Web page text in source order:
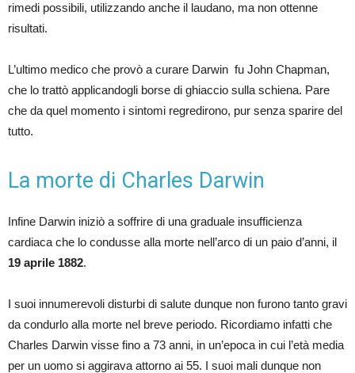
rimedi possibili, utilizzando anche il laudano, ma non ottenne
risultati.
L’ultimo medico che provò a curare Darwin fu John Chapman,
che lo trattò applicandogli borse di ghiaccio sulla schiena. Pare
che da quel momento i sintomi regredirono, pur senza sparire del
tutto.
La morte di Charles Darwin
Infine Darwin iniziò a soffrire di una graduale insufficienza
cardiaca che lo condusse alla morte nell’arco di un paio d’anni, il
19 aprile 1882.
I suoi innumerevoli disturbi di salute dunque non furono tanto gravi
da condurlo alla morte nel breve periodo. Ricordiamo infatti che
Charles Darwin visse fino a 73 anni, in un’epoca in cui l’età media
per un uomo si aggirava attorno ai 55. I suoi mali dunque non